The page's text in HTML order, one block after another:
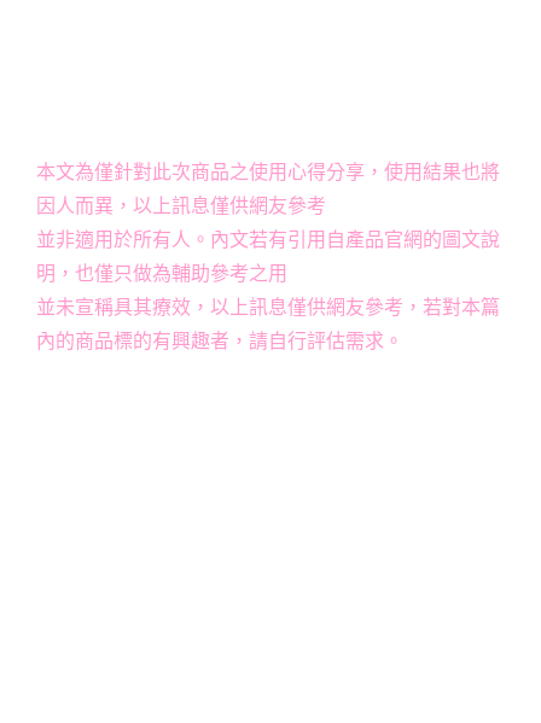
本文為僅針對此次商品之使用心得分享，使用結果也將
因人而異，以上訊息僅供網友參考
並非適用於所有人。內文若有引用自產品官網的圖文說
明，也僅只做為輔助參考之用
並未宣稱具其療效，以上訊息僅供網友參考，若對本篇
內的商品標的有興趣者，請自行評估需求。